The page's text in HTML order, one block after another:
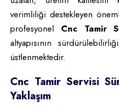
verimliliği destekleyen
profesyonel Cnc Tamir
altyapısının
üstlenmektedir.
Cnc Tamir Servisi
Yaklaşım